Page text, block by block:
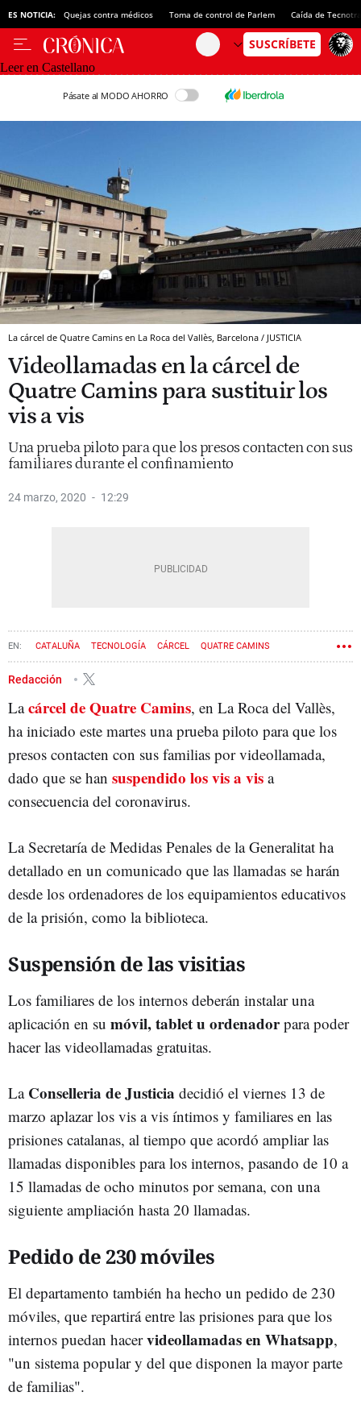
ES NOTICIA: Quejas contra médicos Toma de control de Parlem Caída de
Leer en Castellano
Pásate al MODO AHORRO
La cárcel de Quatre Camins en La Roca del Vallès, Barcelona / JUSTICIA
Videollamadas en la cárcel de
Quatre Camins para sustituir los
vis a vis
Una prueba piloto para que los presos contacten con sus
familiares durante el confinamiento
24 marzo, 2020 12:29
CATALUÑA TECNOLOGÍA CÁRCEL QUATRE CAMINS
Redacción
Lacárcel de Quatre Camins, en La Roca del Vallès,
ha iniciado este martes una prueba piloto para que los
presos contacten con sus familias por videollamada,
dado que se han suspendido los vis a vis a
consecuencia del coronavirus.
La Secretaría de Medidas Penales de la Generalitat ha
detallado en un comunicado que las llamadas se harán
desde los ordenadores de los equipamientos educativos
de la prisión, como la biblioteca.
Suspensión de las visitias
Los familiares de los internos deberán instalar una
aplicación en su móvil, tablet u ordenadorpara poder
hacer las videollamadas gratuitas.
La Conselleria de Justicia decidió el viernes 13 de
marzo aplazar los vis a vis íntimos y familiares en las
prisiones catalanas, al tiempo que acordó ampliar las
llamadas disponibles para los internos, pasando de 10 a
15 llamadas de ocho minutos por semana, con una
siguiente ampliación hasta 20 llamadas.
Pedido de 230 móviles
El departamento también ha hecho un pedido de 230
móviles, que repartirá entre las prisiones para que los
internos puedan hacervideollamadas en Whatsapp,
"un sistema popular y del que disponen la mayor parte
de familias".